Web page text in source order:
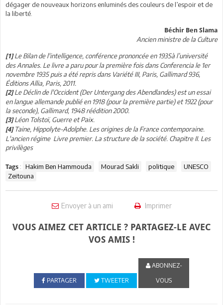
dégager de nouveaux horizons enluminés des couleurs de l’espoir et de
la liberté.
Béchir Ben Slama
Ancien ministre de la Culture
[1]Le Bilan de l'intelligence, conférence prononcée en 1935à l’université
des Annales. Le livre a paru pour la première fois dans Conferencia le 1er
novembre 1935 puis a été repris dans Variété III, Paris, Gallimard 936,
Éditions Allia, Paris, 2011.
[2]Le Déclin de l'Occident (Der Untergang des Abendlandes) est un essai
en langue allemande publié en 1918 (pour la première partie) et 1922 (pour
la seconde), Gallimard, 1948 réédition 2000.
[3]Léon Tolstoï, Guerre et Paix.
[4] Taine, Hippolyte-Adolphe. Les origines de la France contemporaine.
L'ancien régime Livre premier. La structure de la société. Chapitre II. Les
privilèges
Tags : Hakim Ben Hammouda Mourad Sakli politique
UNESCO
Zeitouna
Envoyer à un ami Imprimer
VOUS AIMEZ CET ARTICLE ? PARTAGEZ-LE AVEC
VOS AMIS !
PARTAGER TWEETER
ABONNEZ-
VOUS